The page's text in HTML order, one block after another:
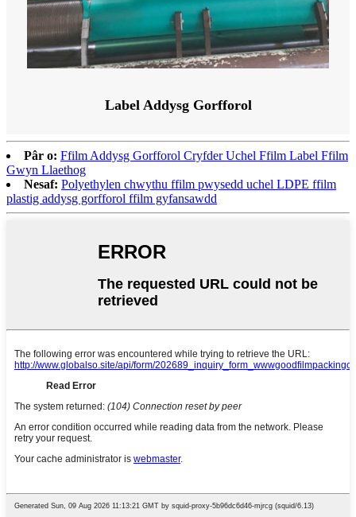
Label Addysg Gorfforol
Pâr o: Ffilm Addysg Gorfforol Cryfder Uchel Ffilm Label Ffilm
Gwyn Llaethog
Nesaf: Polyethylen chwythu ffilm pwysedd uchel LDPE ffilm
plastig addysg gorfforol ffilm gyfansawdd